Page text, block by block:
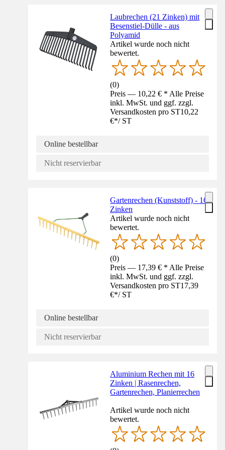
Laubrechen (21 Zinken) mit
Besenstiel-Dülle - aus
Polyamid
Artikel wurde noch nicht
bewertet.
(0)
Preis — 10,22 € * Alle Preise
inkl. MwSt. und ggf. zzgl.
Versandkosten pro ST10,22
€*/ ST
Online bestellbar
Nicht reservierbar
Gartenrechen (Kunststoff) - 16
Zinken
Artikel wurde noch nicht
bewertet.
(0)
Preis — 17,39 € * Alle Preise
inkl. MwSt. und ggf. zzgl.
Versandkosten pro ST17,39
€*/ ST
Online bestellbar
Nicht reservierbar
Aluminium Rechen mit 16
Zinken | Rasenrechen,
Gartenrechen, Planierrechen
Artikel wurde noch nicht
bewertet.